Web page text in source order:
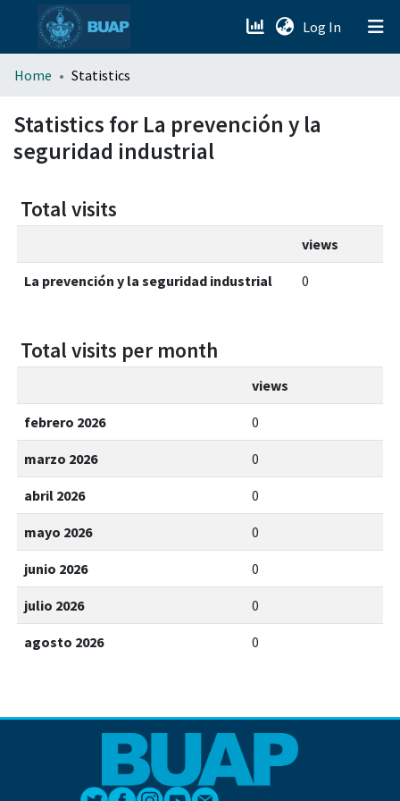
Log In (current)
menu.section.about_menu
All of DSpace
Home Statistics
Statistics for La prevención y la
seguridad industrial
Total visits
views
La prevención y la seguridad industrial 0
Total visits per month
views
febrero 2026 0
marzo 2026 0
abril 2026 0
mayo 2026 0
junio 2026 0
julio 2026 0
agosto 2026 0